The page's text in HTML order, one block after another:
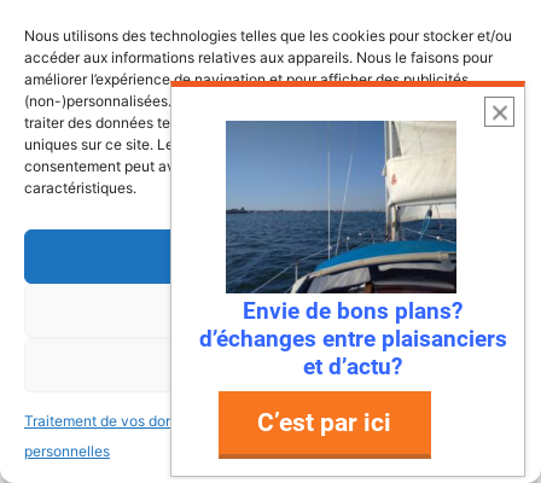
Nous utilisons des technologies telles que les cookies pour stocker et/ou
accéder aux informations relatives aux appareils. Nous le faisons pour
améliorer l’expérience de navigation et pour afficher des publicités
(non-)personnalisées. Consentir à ces technologies nous autorisera à
traiter des données telles que le comportement de navigation ou les ID
uniques sur ce site. Le fait de ne pas consentir ou de retirer son
consentement peut avoir un effet négatif sur certaines fonctonnalités et
caractéristiques.
Accepter
Refuser
Voir les préférences
Traitement de vos données
personnelles
Traitement de vos données
personnelles
Lire l’article
22 juillet 2026
Mandelieu-La Napoule : la première
Envie de bons plans?
d’échanges entre plaisanciers
et d’actu?
C’est par ici